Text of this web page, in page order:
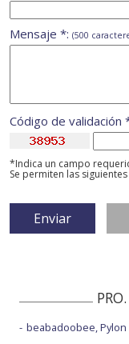
Mensaje *: (500
Código de validación
*Indica un campo
Se permiten las
beabadoobee, Pylon